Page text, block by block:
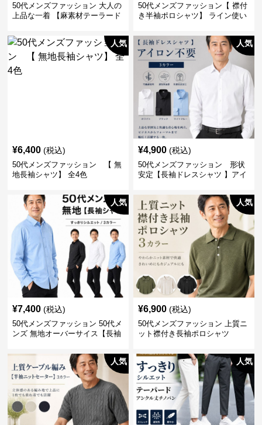
50代メンズファッション 大人の
上品な一着 【麻素材テーラード
50代メンズファッション【 襟付
き半袖ポロシャツ】 ライン使い
人気
¥6,400 (税込)
50代メンズファッション 【 無
地長袖シャツ】 全4色
人気
¥4,900 (税込)
50代メンズファッション 形状
安定【長袖ドレスシャツ 】アイ
人気
¥7,400 (税込)
50代メンズファッション 50代メ
ンズ 無地オーバーサイス【長袖
人気
¥6,900 (税込)
50代メンズファッション 上質ニ
ット襟付き長袖ポロシャツ
人気 人気